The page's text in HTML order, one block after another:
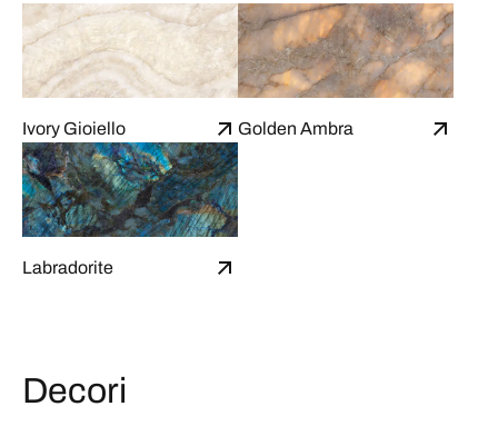
Ivory Gioiello Golden Ambra
Labradorite
Decori